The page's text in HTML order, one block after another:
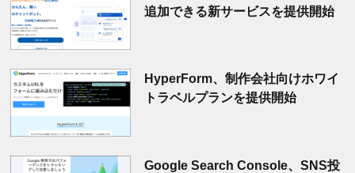
追加できる新サービスを提供開始
HyperForm、制作会社向けホワイ
トラベルプランを提供開始
Google Search Console、SNS投